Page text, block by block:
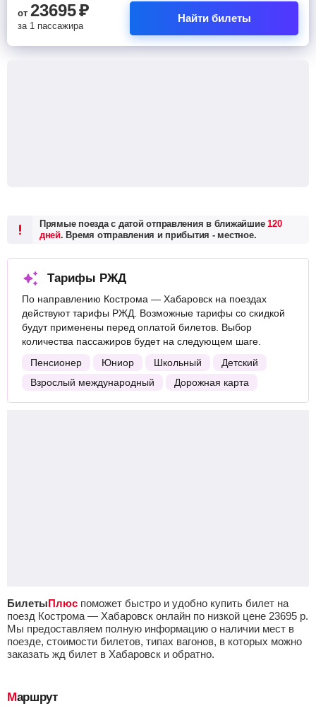
от 23695₽
за 1 пассажира
Найти билеты
Прямые поезда с датой отправления в ближайшие120
дней. Время отправления и прибытия - местное.
Тарифы РЖД
По направлению Кострома — Хабаровск на поездах
действуют тарифы РЖД. Возможные тарифы со скидкой
будут применены перед оплатой билетов. Выбор
количества пассажиров будет на следующем шаге.
Пенсионер
Юниор Школьный
Детский
Взрослый международный
Дорожная карта
БилетыПлюс поможет быстро и удобно купить билет на
поезд Кострома — Хабаровск онлайн по низкой цене 23695 р.
Мы предоставляем полную информацию о наличии мест в
поезде, стоимости билетов, типах вагонов, в которых можно
заказать жд билет в Хабаровск и обратно.
Маршрут